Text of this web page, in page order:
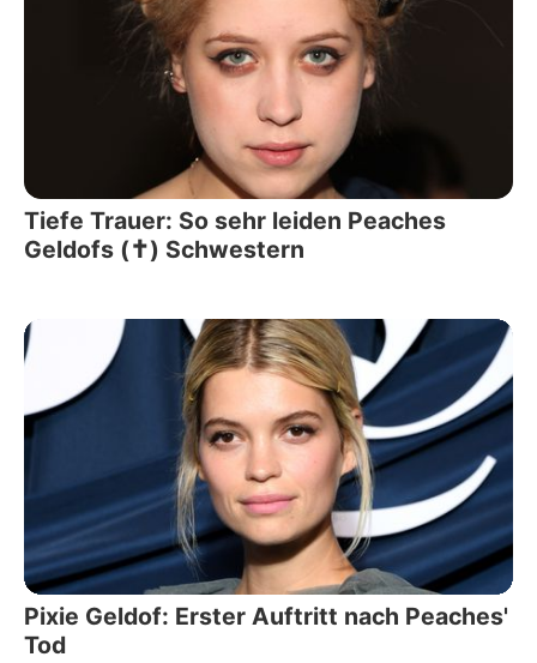
Tiefe Trauer: So sehr leiden Peaches
Geldofs (✝) Schwestern
Pixie Geldof: Erster Auftritt nach Peaches'
Tod